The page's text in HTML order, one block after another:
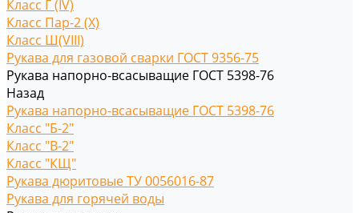
Класс Г (IV)
Класс Пар-2 (X)
Класс Ш(VIII)
Рукава для газовой сварки ГОСТ 9356-75
Рукава напорно-всасыващие ГОСТ 5398-76
Назад
Рукава напорно-всасыващие ГОСТ 5398-76
Класс "Б-2"
Класс "В-2"
Класс "КЩ"
Рукава дюритовые ТУ 0056016-87
Рукава для горячей воды